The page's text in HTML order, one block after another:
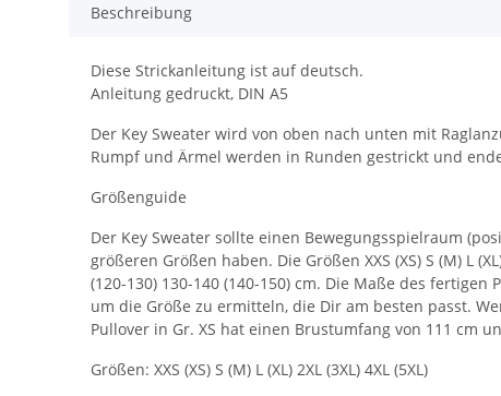
Beschreibung
Diese Strickanleitung ist auf deutsch.
Anleitung gedruckt, DIN A5
Der Key Sweater wird von oben nach unten mit
Rumpf und Ärmel werden in Runden gestrickt und
Größenguide
Der Key Sweater sollte einen Bewegungsspielraum
größeren Größen haben. Die Größen XXS (XS) S (M) L
(120-130) 130-140 (140-150) cm. Die Maße des
um die Größe zu ermitteln, die Dir am besten passt.
Pullover in Gr. XS hat einen Brustumfang von 111 cm
Größen: XXS (XS) S (M) L (XL) 2XL (3XL) 4XL (5XL)